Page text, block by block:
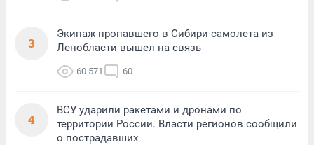
3
Экипаж пропавшего в Сибири самолета из
Ленобласти вышел на связь
60 571 60
4
ВСУ ударили ракетами и дронами по
территории России. Власти регионов сообщили
о пострадавших